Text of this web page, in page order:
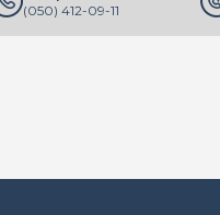
(050) 412-09-11